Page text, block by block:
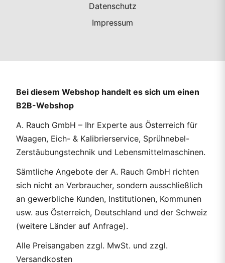
Datenschutz
Impressum
Bei diesem Webshop handelt es sich um einen
B2B-Webshop
A. Rauch GmbH – Ihr Experte aus Österreich für
Waagen, Eich- & Kalibrierservice, Sprühnebel-
Zerstäubungstechnik und Lebensmittelmaschinen.
Sämtliche Angebote der A. Rauch GmbH richten
sich nicht an Verbraucher, sondern ausschließlich
an gewerbliche Kunden, Institutionen, Kommunen
usw. aus Österreich, Deutschland und der Schweiz
(weitere Länder auf Anfrage).
Alle Preisangaben zzgl. MwSt. und zzgl.
Versandkosten